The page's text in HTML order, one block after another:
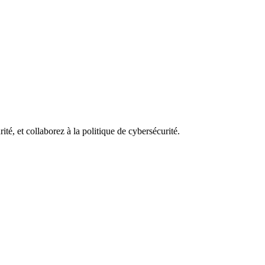
et collaborez à la politique de cybersécurité.